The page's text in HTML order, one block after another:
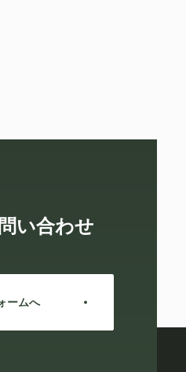
い合わせ
ームへ